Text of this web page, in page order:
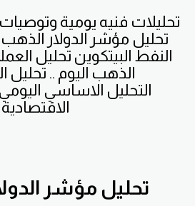
تحليلات فنيه يومية
الذهب اليوم .. تحليل
الاقتصادية
تحليل مؤشر